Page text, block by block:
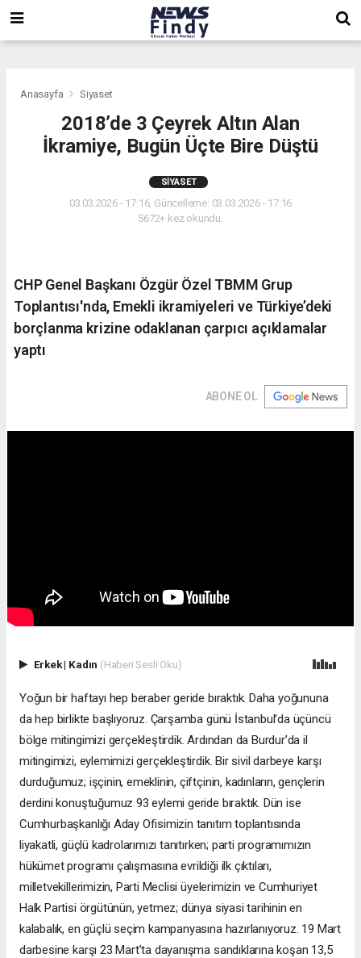
Anasayfa Siyaset
2018’de 3 Çeyrek Altın Alan
İkramiye, Bugün Üçte Bire Düştü
SIYASET
03.03.2026 - 17:16, Güncelleme: 03.03.2026 - 17:16
5672+ kez okundu.
CHP Genel Başkanı Özgür Özel TBMM Grup
Toplantısı'nda, Emekli ikramiyeleri ve Türkiye’deki
borçlanma krizine odaklanan çarpıcı açıklamalar
yaptı
ABONE OL
Erkek| Kadın (Haberi Sesli Oku)
Yoğun bir haftayı hep beraber geride bıraktık. Daha yoğununa
da hep birlikte başlıyoruz. Çarşamba günü İstanbul’da üçüncü
bölge mitingimizi gerçekleştirdik. Ardından da Burdur’da il
mitingimizi, eylemimizi gerçekleştirdik. Bir sivil darbeye karşı
durduğumuz; işçinin, emeklinin, çiftçinin, kadınların, gençlerin
derdini konuştuğumuz 93 eylemi geride bıraktık. Dün ise
Cumhurbaşkanlığı Aday Ofisimizin tanıtım toplantısında
liyakatli, güçlü kadrolarımızı tanıtırken; parti programımızın
hükümet programı çalışmasına evrildiği ilk çıktıları,
milletvekillerimizin, Parti Meclisi üyelerimizin ve Cumhuriyet
Halk Partisi örgütünün, yetmez; dünya siyasi tarihinin en
kalabalık, en güçlü seçim kampanyasına hazırlanıyoruz. 19 Mart
darbesine karşı 23 Mart’ta dayanışma sandıklarına koşan 13,5